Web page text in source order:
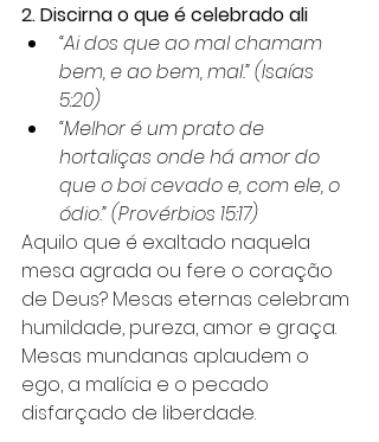
2. Discirna o que é celebrado ali
“Ai dos que ao mal chamam
bem, e ao bem, mal.” (Isaías
5:20)
“Melhor é um prato de
hortaliças onde há amor do
que o boi cevado e, com ele, o
ódio.” (Provérbios 15:17)
Aquilo que é exaltado naquela
mesa agrada ou fere o coração
de Deus? Mesas eternas celebram
humildade, pureza, amor e graça.
Mesas mundanas aplaudem o
ego, a malícia e o pecado
disfarçado de liberdade.